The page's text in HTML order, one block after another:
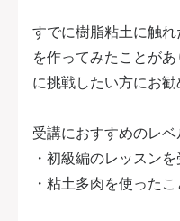
すでに樹脂粘土に触
を作ってみたことが
に挑戦したい方にお勧
受講におすすめのレ
・初級編のレッスン
・粘土多肉を使った